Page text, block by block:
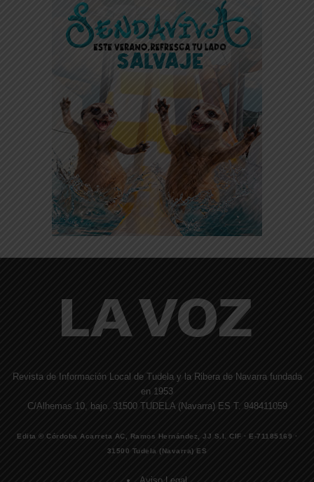
Revista de Información Local de Tudela y la Ribera de Navarra fundada
en 1953
C/Alhemas 10, bajo. 31500 TUDELA (Navarra) ES T. 948411059
Edita © Córdoba Acarreta AC, Ramos Hernández, JJ S.I. CIF · E-71185169 ·
31500 Tudela (Navarra) ES